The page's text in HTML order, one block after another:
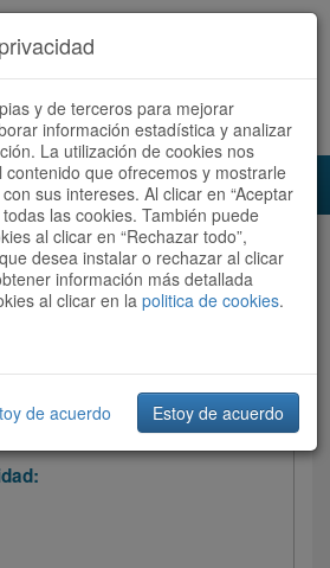
ahora Español | Català
Ordenar por: Más recientes /
y de terceros para mejorar
información estadística y analizar
La utilización de cookies nos
que ofrecemos y mostrarle
sus intereses. Al clicar en “Aceptar
las cookies. También puede
al clicar en “Rechazar todo”,
desea instalar o rechazar al clicar
información más detallada
al clicar en la politica de cookies.
de acuerdo Estoy de acuerdo